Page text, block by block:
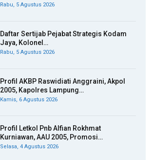
Rabu, 5 Agustus 2026
Daftar Sertijab Pejabat Strategis Kodam
Jaya, Kolonel…
Rabu, 5 Agustus 2026
Profil AKBP Raswidiati Anggraini, Akpol
2005, Kapolres Lampung…
Kamis, 6 Agustus 2026
Profil Letkol Pnb Alfian Rokhmat
Kurniawan, AAU 2005, Promosi…
Selasa, 4 Agustus 2026